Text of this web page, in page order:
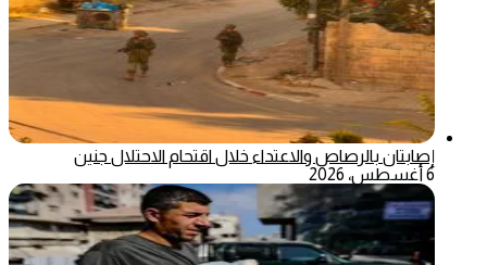
إصابتان بالرصاص والاعتداء خلال اقتحام الاحتلال جنين
6 أغسطس، 2026